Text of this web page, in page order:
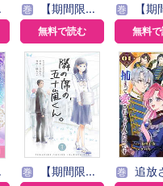
巻 【期間限定無料】「きみを愛する気はない」と言った次期公爵様がなぜか溺愛してきます（単話版）
無料で読む
巻 【期間限定無料】バッドエンド目前のヒロインに転生した私、今世では
無料
巻 【期間限定 無料お試し版】隣の席の、五十嵐くん。 巻 追放された悪役令嬢は爆イケ騎士団に捕まって